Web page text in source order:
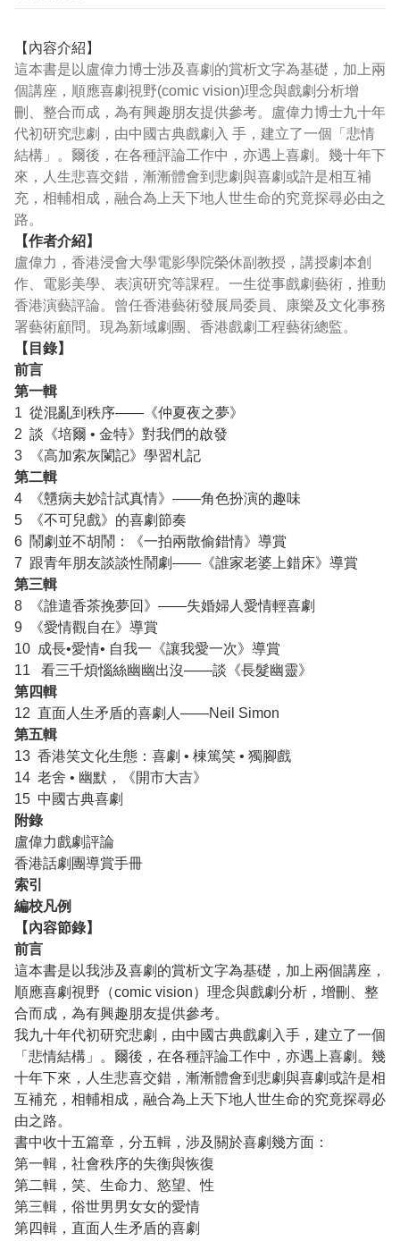
【內容介紹】
這本書是以盧偉力博士涉及喜劇的賞析文字為基礎，加上兩
個講座，順應喜劇視野(comic vision)理念與戲劇分析增
刪、整合而成，為有興趣朋友提供參考。盧偉力博士九十年
代初研究悲劇，由中國古典戲劇入 手，建立了一個「悲情
結構」。爾後，在各種評論工作中，亦遇上喜劇。幾十年下
來，人生悲喜交錯，漸漸體會到悲劇與喜劇或許是相互補
充，相輔相成，融合為上天下地人世生命的究竟探尋必由之
路。
【作者介紹】
盧偉力，香港浸會大學電影學院榮休副教授，講授劇本創
作、電影美學、表演研究等課程。一生從事戲劇藝術，推動
香港演藝評論。曾任香港藝術發展局委員、康樂及文化事務
署藝術顧問。現為新域劇團、香港戲劇工程藝術總監。
【目錄】
前言
第一輯
1 從混亂到秩序——《仲夏夜之夢》
2 談《培爾 • 金特》對我們的啟發
3 《高加索灰闌記》學習札記
第二輯
4 《戇病夫妙計試真情》——角色扮演的趣味
5 《不可兒戲》的喜劇節奏
6 鬧劇並不胡鬧：《一拍兩散偷錯情》導賞
7 跟青年朋友談談性鬧劇——《誰家老婆上錯床》導賞
第三輯
8 《誰遣香茶挽夢回》——失婚婦人愛情輕喜劇
9 《愛情觀自在》導賞
10 成長•愛情• 自我一《讓我愛一次》導賞
11 看三千煩惱絲幽幽出沒——談《長髮幽靈》
第四輯
12 直面人生矛盾的喜劇人——Neil Simon
第五輯
13 香港笑文化生態：喜劇 • 棟篤笑 • 獨腳戲
14 老舍 • 幽默，《開市大吉》
15 中國古典喜劇
附錄
盧偉力戲劇評論
香港話劇團導賞手冊
索引
編校凡例
【內容節錄】
前言
這本書是以我涉及喜劇的賞析文字為基礎，加上兩個講座，
順應喜劇視野（comic vision）理念與戲劇分析，增刪、整
合而成，為有興趣朋友提供參考。
我九十年代初研究悲劇，由中國古典戲劇入手，建立了一個
「悲情結構」。爾後，在各種評論工作中，亦遇上喜劇。幾
十年下來，人生悲喜交錯，漸漸體會到悲劇與喜劇或許是相
互補充，相輔相成，融合為上天下地人世生命的究竟探尋必
由之路。
書中收十五篇章，分五輯，涉及關於喜劇幾方面：
第一輯，社會秩序的失衡與恢復
第二輯，笑、生命力、慾望、性
第三輯，俗世男男女女的愛情
第四輯，直面人生矛盾的喜劇